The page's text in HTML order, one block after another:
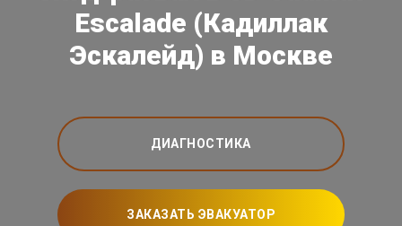
Escalade (Кадиллак
Эскалейд) в Москве
ДИАГНОСТИКА
ЗАКАЗАТЬ ЭВАКУАТОР